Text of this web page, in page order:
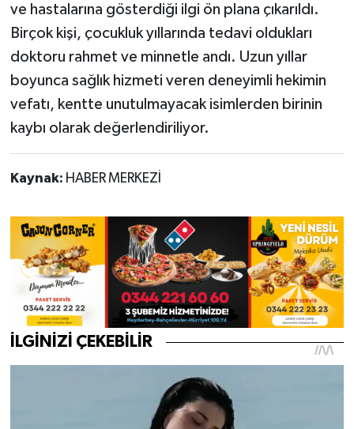
ve hastalarına gösterdiği ilgi ön plana çıkarıldı.
Birçok kişi, çocukluk yıllarında tedavi oldukları
doktoru rahmet ve minnetle andı. Uzun yıllar
boyunca sağlık hizmeti veren deneyimli hekimin
vefatı, kentte unutulmayacak isimlerden birinin
kaybı olarak değerlendiriliyor.
Kaynak: HABER MERKEZİ